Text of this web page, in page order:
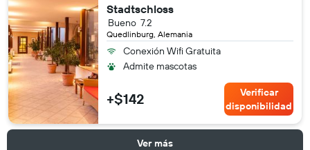
Stadtschloss
Quedlinburg, Alemania
7.2
Bueno
Conexión Wifi Gratuita
Admite mascotas
+$142
Verificar
disponibilidad
Ver más